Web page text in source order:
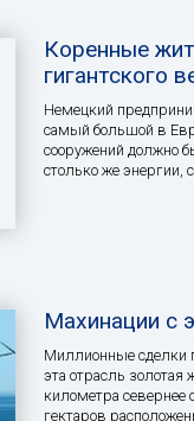
Коренные
гигантского
Немецкий
самый большой в
сооружений должно
столько же энергии,
Махинации с
Миллионные сделки
эта отрасль
километра севернее
гектаров